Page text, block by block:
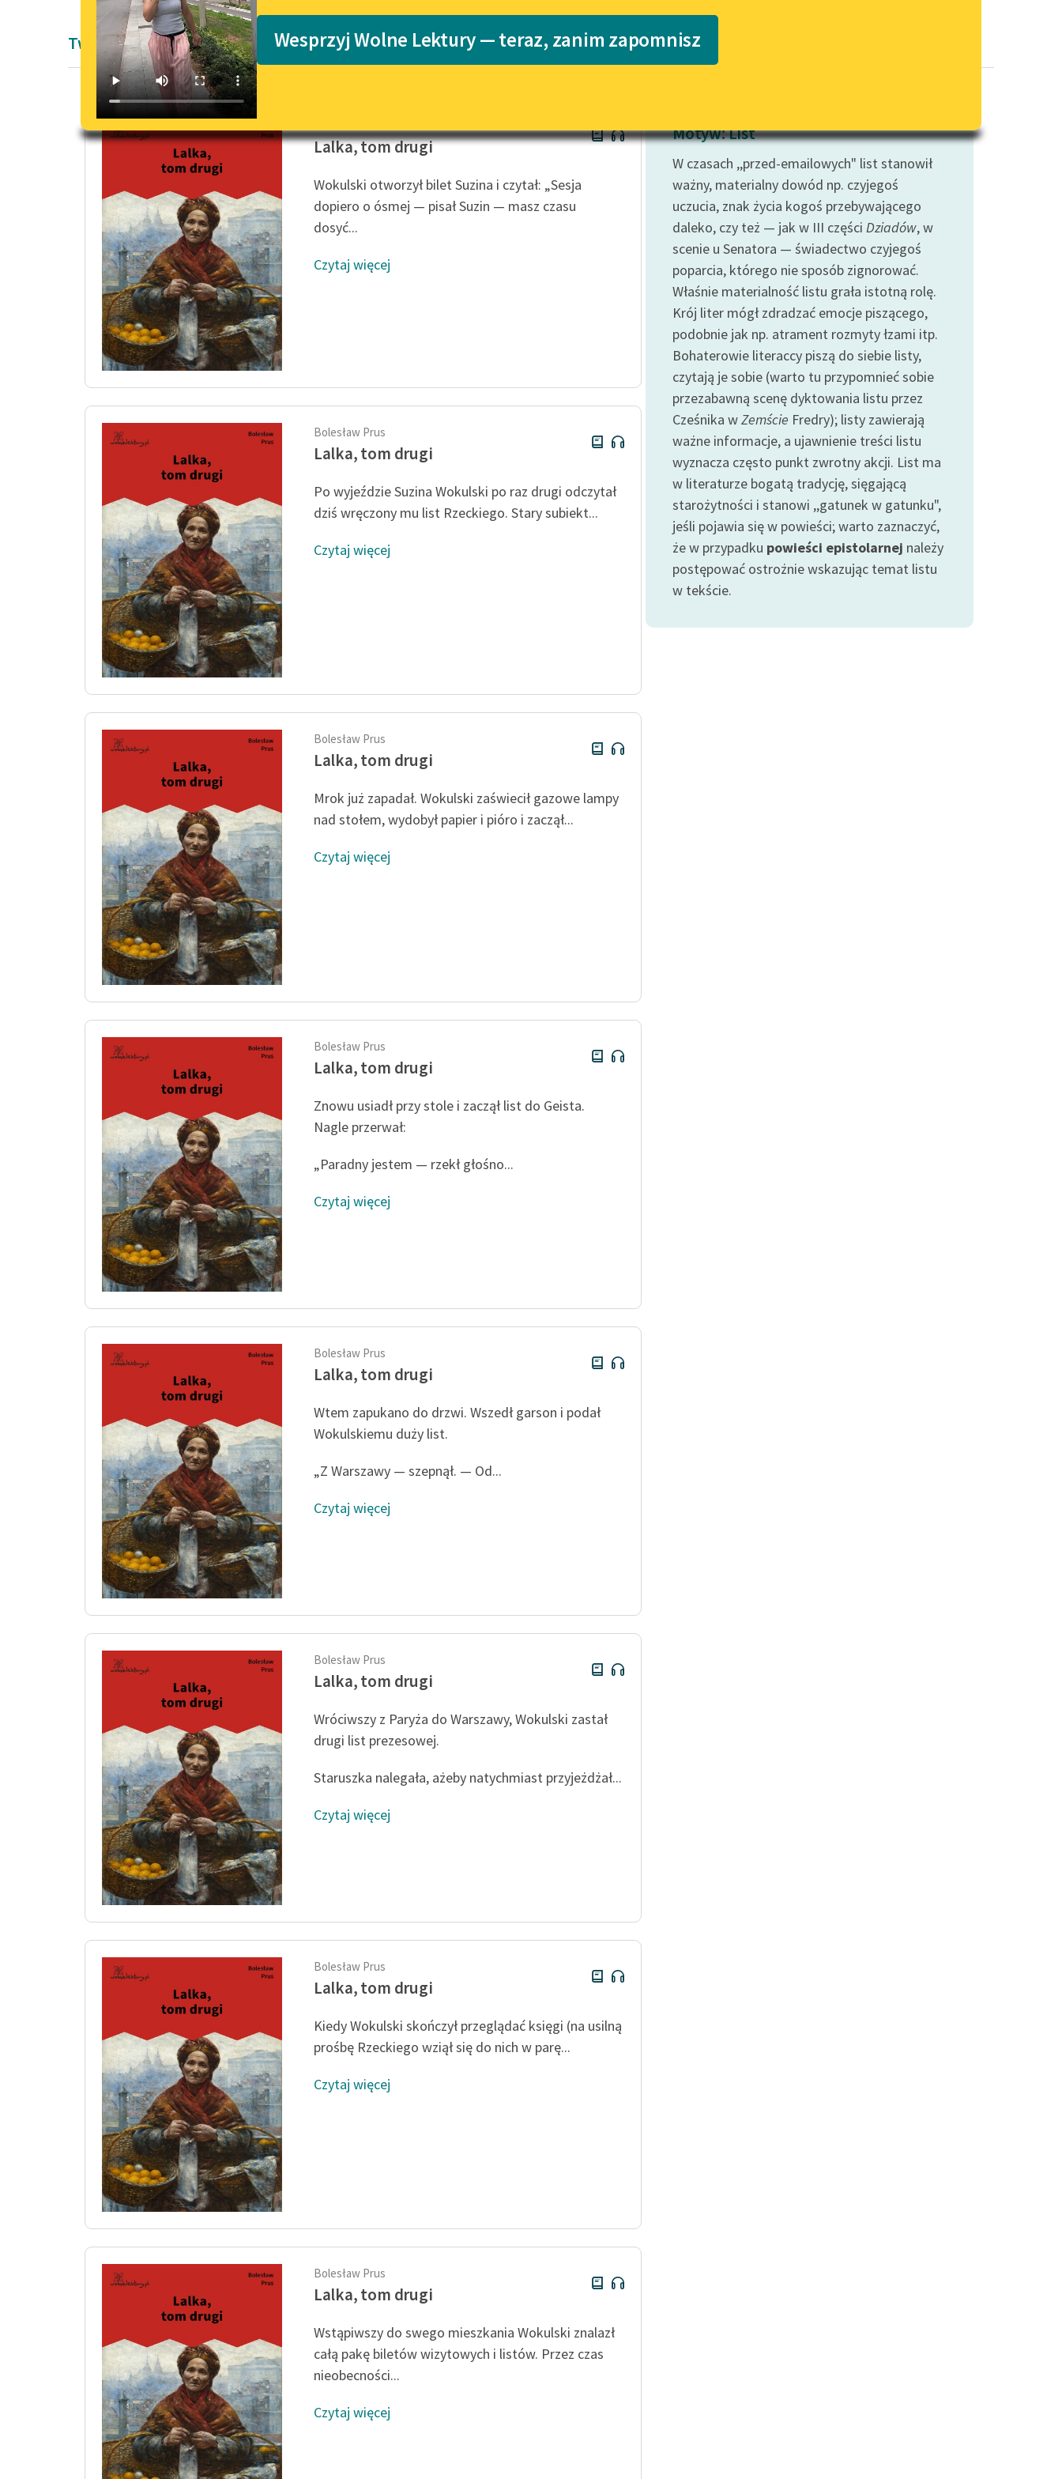
Lektury szkolne i klasyka
literatury do słuchania dla
E-kolekcja lektur szkolnych i
literatury do słuchania dla
niepełnosprawnościami
Feministyczne inspiracje.
Katalog
Katalog w formacie PDF
wrażliwych
Deklaracja dostępności
Wesprzyj Wolne Lektury — teraz, zanim zapomnisz
Twórczość Bolesław Prus
Lalka, tom drugi
Wokulski otworzył bilet Suzina i czytał: „Sesja
dopiero o ósmej — pisał Suzin — masz czasu
dosyć...
Czytaj więcej
Bolesław Prus
Lalka, tom drugi
Po wyjeździe Suzina Wokulski po raz drugi odczytał
dziś wręczony mu list Rzeckiego. Stary subiekt...
Czytaj więcej
Bolesław Prus
Lalka, tom drugi
Mrok już zapadał. Wokulski zaświecił gazowe lampy
nad stołem, wydobył papier i pióro i zaczął...
Czytaj więcej
Bolesław Prus
Lalka, tom drugi
Znowu usiadł przy stole i zaczął list do Geista.
Nagle przerwał:
„Paradny jestem — rzekł głośno...
Czytaj więcej
Bolesław Prus
Lalka, tom drugi
Wtem zapukano do drzwi. Wszedł garson i podał
Wokulskiemu duży list.
„Z Warszawy — szepnął. — Od...
Czytaj więcej
Bolesław Prus
Lalka, tom drugi
Wróciwszy z Paryża do Warszawy, Wokulski zastał
drugi list prezesowej.
Staruszka nalegała, ażeby natychmiast przyjeżdżał...
Czytaj więcej
Bolesław Prus
Lalka, tom drugi
Kiedy Wokulski skończył przeglądać księgi (na usilną
prośbę Rzeckiego wziął się do nich w parę...
Czytaj więcej
Bolesław Prus
Lalka, tom drugi
Wstąpiwszy do swego mieszkania Wokulski znalazł
całą pakę biletów wizytowych i listów. Przez czas
nieobecności...
Czytaj więcej
Motyw: List
W czasach ,,przed-emailowych" list stanowił
ważny, materialny dowód np. czyjegoś
uczucia, znak życia kogoś przebywającego
daleko, czy też — jak w III części Dziadów, w
scenie u Senatora — świadectwo czyjegoś
poparcia, którego nie sposób zignorować.
Właśnie materialność listu grała istotną rolę.
Krój liter mógł zdradzać emocje piszącego,
podobnie jak np. atrament rozmyty łzami itp.
Bohaterowie literaccy piszą do siebie listy,
czytają je sobie (warto tu przypomnieć sobie
przezabawną scenę dyktowania listu przez
Cześnika wZemście Fredry); listy zawierają
ważne informacje, a ujawnienie treści listu
wyznacza często punkt zwrotny akcji. List ma
w literaturze bogatą tradycję, sięgającą
starożytności i stanowi ,,gatunek w gatunku",
jeśli pojawia się w powieści; warto zaznaczyć,
że w przypadku powieści epistolarnej należy
postępować ostrożnie wskazując temat listu
w tekście.